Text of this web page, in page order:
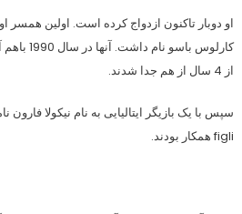
او دوبار تاکنون ازدواج کرده است. اولین همسر
کارلوس
از 4 سال از هم جدا شدند.
figli همکار بودند.